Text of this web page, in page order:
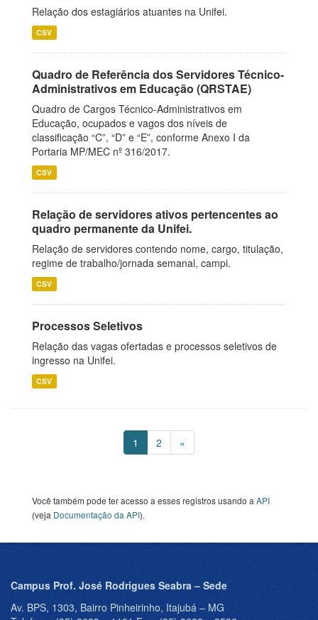
Relação dos estagiários atuantes na Unifei.
CSV
Quadro de Referência dos Servidores Técnico-
Administrativos em Educação (QRSTAE)
Quadro de Cargos Técnico-Administrativos em
Educação, ocupados e vagos dos níveis de
classificação “C”, “D” e “E”, conforme Anexo I da
Portaria MP/MEC nº 316/2017.
CSV
Relação de servidores ativos pertencentes ao
quadro permanente da Unifei.
Relação de servidores contendo nome, cargo, titulação,
regime de trabalho/jornada semanal, campi.
CSV
Processos Seletivos
Relação das vagas ofertadas e processos seletivos de
ingresso na Unifei.
CSV
1 2 »
Você também pode ter acesso a esses registros usando a API
(veja Documentação da API).
Campus Prof. José Rodrigues Seabra – Sede
Av. BPS, 1303, Bairro Pinheirinho, Itajubá – MG